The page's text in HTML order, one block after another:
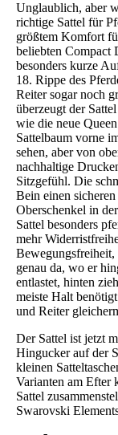
Unglaublich, aber
richtige Sattel für
größtem Komfort
beliebten Compact
besonders kurze
18. Rippe des
Reiter sogar noch
überzeugt der
wie die neue
Sattelbaum vorne
sehen, aber von
nachhaltige
Sitzgefühl. Die
Bein einen
Oberschenkel in
Sattel besonders
mehr
genau da, wo er
entlastet, hinten
meiste Halt
und Reiter
Der Sattel ist jetzt
Hingucker auf der
kleinen
Varianten am Efter
Sattel
Swarovski